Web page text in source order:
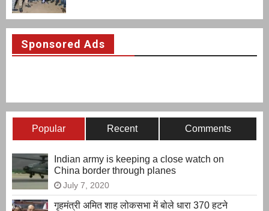
Sponsored Ads
Popular Recent Comments
Indian army is keeping a close watch on
China border through planes
July 7, 2020
गृहमंत्री अमित शाह लोकसभा में बोले धारा 370 हटने